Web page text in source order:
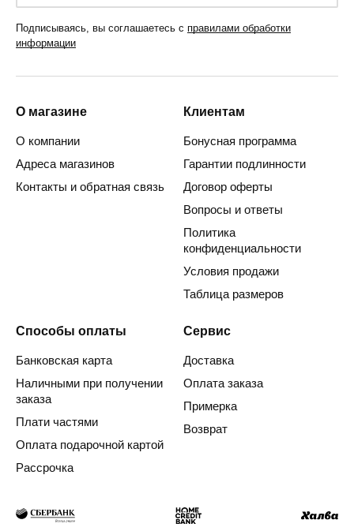
Подписываясь, вы соглашаетесь с правилами обработки
информации
О магазине
О компании
Адреса магазинов
Контакты и обратная связь
Клиентам
Бонусная программа
Гарантии подлинности
Договор оферты
Вопросы и ответы
Политика
конфиденциальности
Условия продажи
Таблица размеров
Способы оплаты
Банковская карта
Наличными при получении
заказа
Плати частями
Оплата подарочной картой
Рассрочка
Сервис
Доставка
Оплата заказа
Примерка
Возврат